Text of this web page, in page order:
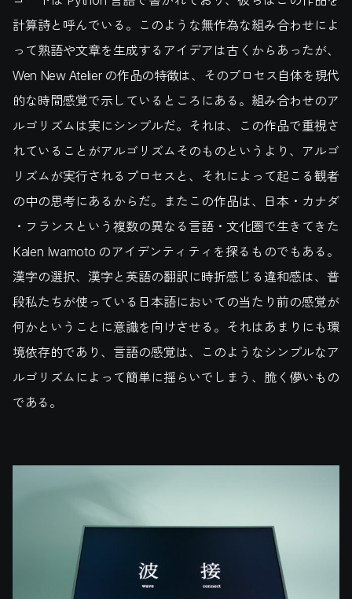
計算詩と呼んでいる。このような無作為な組み合わせによ
って熟語や文章を生成するアイデアは古くからあったが、
Wen New Atelier の作品の特徴は、そのプロセス自体を現代
的な時間感覚で示しているところにある。組み合わせのア
ルゴリズムは実にシンプルだ。それは、この作品で重視さ
れていることがアルゴリズムそのものというより、アルゴ
リズムが実行されるプロセスと、それによって起こる観者
の中の思考にあるからだ。またこの作品は、日本・カナダ
・フランスという複数の異なる言語・文化圏で生きてきた
Kalen Iwamoto のアイデンティティを探るものでもある。
漢字の選択、漢字と英語の翻訳に時折感じる違和感は、普
段私たちが使っている日本語においての当たり前の感覚が
何かということに意識を向けさせる。それはあまりにも環
境依存的であり、言語の感覚は、このようなシンプルなア
ルゴリズムによって簡単に揺らいでしまう、脆く儚いもの
である。